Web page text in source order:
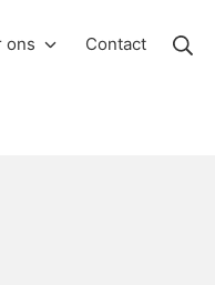
ons Contact